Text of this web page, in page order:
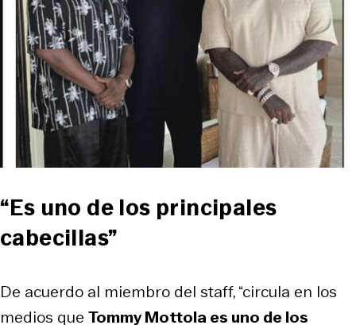
“Es uno de los principales
cabecillas”
De acuerdo al miembro del staff, “circula en los
medios que Tommy Mottola es uno de los